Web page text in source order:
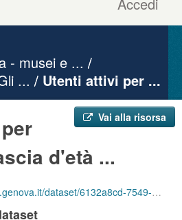
- musei e ...
...
Utenti attivi per ...
Vai alla risorsa
d'età ...
resource/1bdb98d4-7cd3-4b97-8523-6019108e4af8/download/ute_attivi_fet_65_74_bib_sbu_01_202002.csv